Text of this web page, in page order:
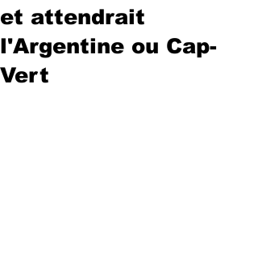
et attendrait
l'Argentine ou Cap-
Vert